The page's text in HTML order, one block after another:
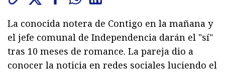
La conocida notera de Contigo en la mañana y
el jefe comunal de Independencia darán el "sí"
tras 10 meses de romance. La pareja dio a
conocer la noticia en redes sociales luciendo el